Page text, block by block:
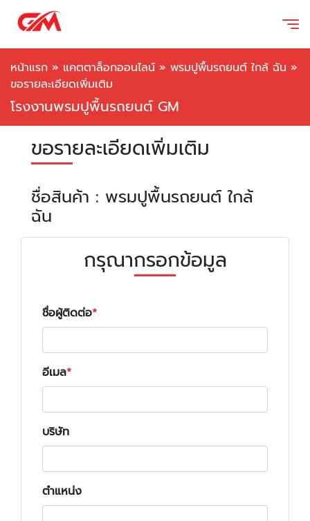
หน้าแรก » แคตตาล็อกออนไลน์ » พรมปูพื้นรถยนต์ ใกล้ ฉัน »
ขอรายละเอียดเพิ่มเติม
โรงงานพรมปูพื้นรถยนต์ GM
ขอรายละเอียดเพิ่มเติม
ชื่อสินค้า : พรมปูพื้นรถยนต์ ใกล้
ฉัน
กรุณากรอกข้อมูล
ชื่อผู้ติดต่อ
อีเมล
บริษัท
ตำแหน่ง